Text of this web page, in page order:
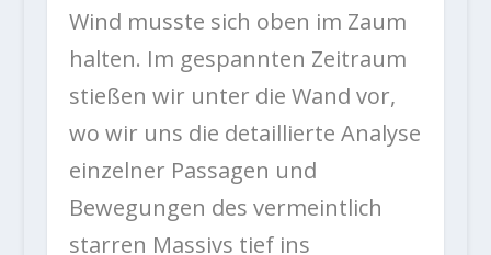
Wind musste sich oben im Zaum
halten. Im gespannten Zeitraum
stießen wir unter die Wand vor,
wo wir uns die detaillierte Analyse
einzelner Passagen und
Bewegungen des vermeintlich
starren Massivs tief ins